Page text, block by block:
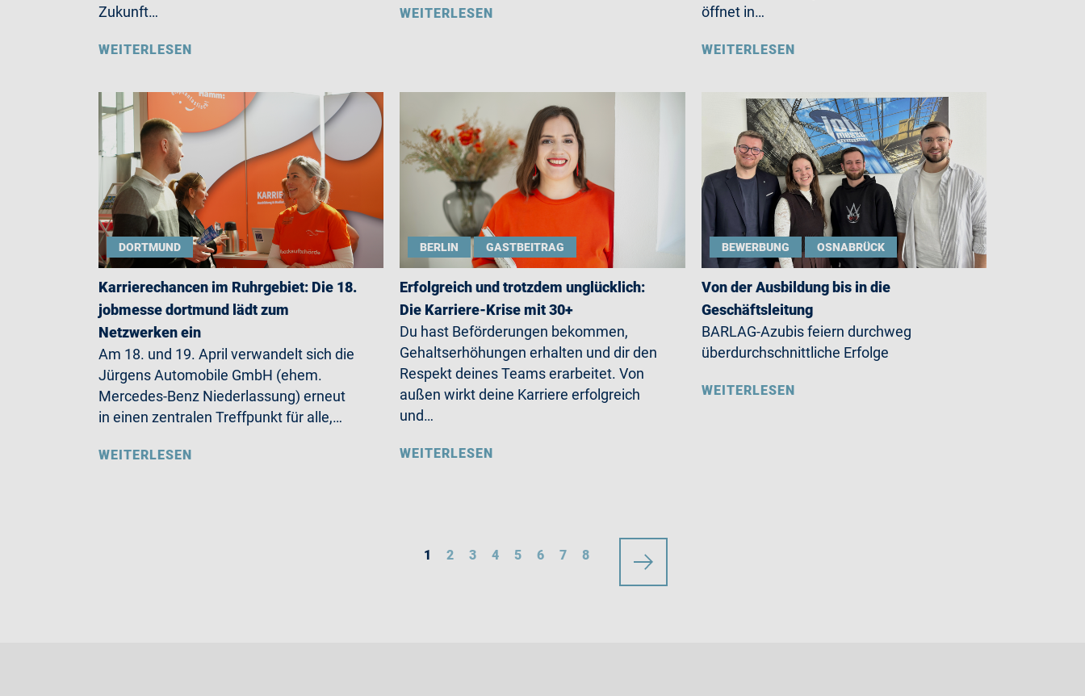
Zukunft…
WEITERLESEN
WEITERLESEN
öffnet in…
WEITERLESEN
DORTMUND
Karrierechancen im Ruhrgebiet: Die 18.
jobmesse dortmund lädt zum
Netzwerken ein
Am 18. und 19. April verwandelt sich die
Jürgens Automobile GmbH (ehem.
Mercedes-Benz Niederlassung) erneut
in einen zentralen Treffpunkt für alle,…
WEITERLESEN
BERLIN GASTBEITRAG
Erfolgreich und trotzdem unglücklich:
Die Karriere-Krise mit 30+
Du hast Beförderungen bekommen,
Gehaltserhöhungen erhalten und dir den
Respekt deines Teams erarbeitet. Von
außen wirkt deine Karriere erfolgreich
und…
WEITERLESEN
BEWERBUNG OSNABRÜCK
Von der Ausbildung bis in die
Geschäftsleitung
BARLAG-Azubis feiern durchweg
überdurchschnittliche Erfolge
WEITERLESEN
1 2 3 4 5 6 7 8